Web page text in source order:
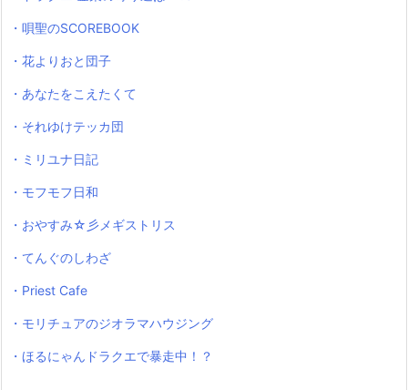
・唄聖のSCOREBOOK
・花よりおと団子
・あなたをこえたくて
・それゆけテッカ団
・ミリユナ日記
・モフモフ日和
・おやすみ☆彡メギストリス
・てんぐのしわざ
・Priest Cafe
・モリチュアのジオラマハウジング
・ほるにゃんドラクエで暴走中！？